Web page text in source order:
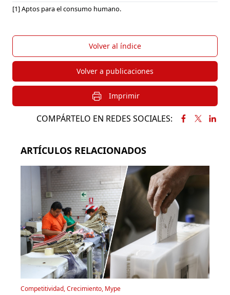
[1] Aptos para el consumo humano.
Volver al índice
Volver a publicaciones
Imprimir
COMPÁRTELO EN REDES SOCIALES:
ARTÍCULOS RELACIONADOS
Competitividad, Crecimiento, Mype